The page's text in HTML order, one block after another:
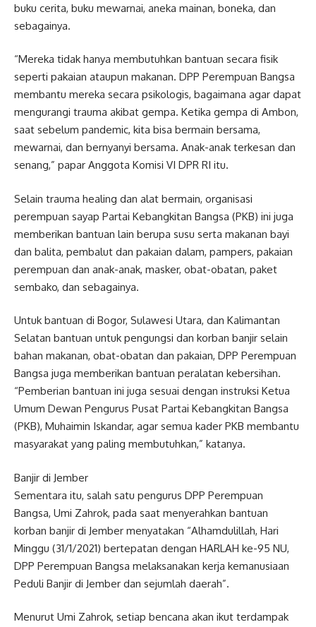
buku cerita, buku mewarnai, aneka mainan, boneka, dan
sebagainya.
“Mereka tidak hanya membutuhkan bantuan secara fisik
seperti pakaian ataupun makanan. DPP Perempuan Bangsa
membantu mereka secara psikologis, bagaimana agar dapat
mengurangi trauma akibat gempa. Ketika gempa di Ambon,
saat sebelum pandemic, kita bisa bermain bersama,
mewarnai, dan bernyanyi bersama. Anak-anak terkesan dan
senang,” papar Anggota Komisi VI DPR RI itu.
Selain trauma healing dan alat bermain, organisasi
perempuan sayap Partai Kebangkitan Bangsa (PKB) ini juga
memberikan bantuan lain berupa susu serta makanan bayi
dan balita, pembalut dan pakaian dalam, pampers, pakaian
perempuan dan anak-anak, masker, obat-obatan, paket
sembako, dan sebagainya.
Untuk bantuan di Bogor, Sulawesi Utara, dan Kalimantan
Selatan bantuan untuk pengungsi dan korban banjir selain
bahan makanan, obat-obatan dan pakaian, DPP Perempuan
Bangsa juga memberikan bantuan peralatan kebersihan.
“Pemberian bantuan ini juga sesuai dengan instruksi Ketua
Umum Dewan Pengurus Pusat Partai Kebangkitan Bangsa
(PKB), Muhaimin Iskandar, agar semua kader PKB membantu
masyarakat yang paling membutuhkan,” katanya.
Banjir di Jember
Sementara itu, salah satu pengurus DPP Perempuan
Bangsa, Umi Zahrok, pada saat menyerahkan bantuan
korban banjir di Jember menyatakan “Alhamdulillah, Hari
Minggu (31/1/2021) bertepatan dengan HARLAH ke-95 NU,
DPP Perempuan Bangsa melaksanakan kerja kemanusiaan
Peduli Banjir di Jember dan sejumlah daerah”.
Menurut Umi Zahrok, setiap bencana akan ikut terdampak